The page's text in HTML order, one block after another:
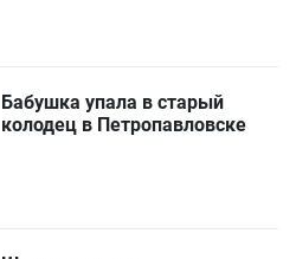
Бабушка упала в старый
колодец в Петропавловске